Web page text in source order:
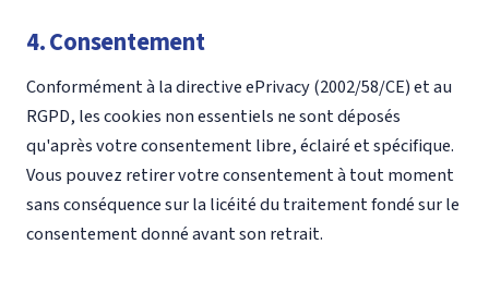
4. Consentement
Conformément à la directive ePrivacy (2002/58/CE) et au
RGPD, les cookies non essentiels ne sont déposés
qu'après votre consentement libre, éclairé et spécifique.
Vous pouvez retirer votre consentement à tout moment
sans conséquence sur la licéité du traitement fondé sur le
consentement donné avant son retrait.